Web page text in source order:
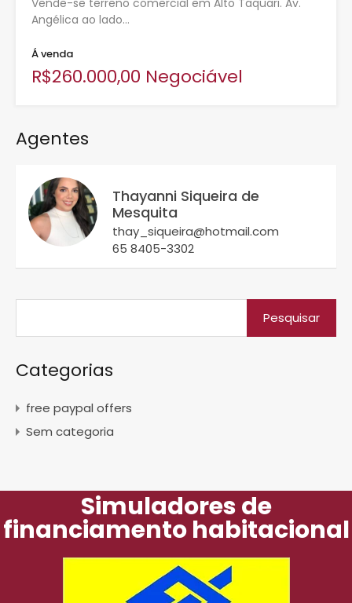
Angélica ao lado…
Á venda
R$260.000,00 Negociável
Agentes
Thayanni Siqueira de
Mesquita
thay_siqueira@hotmail.com
65 8405-3302
Categorias
free paypal offers
Sem categoria
Simuladores de
financiamento habitacional